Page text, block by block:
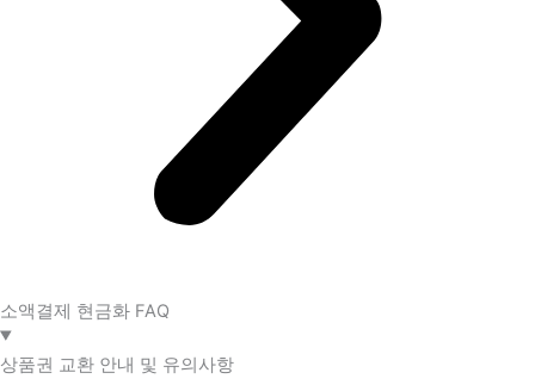
소액결제 현금화 FAQ​
상품권 교환 안내 및 유의사항